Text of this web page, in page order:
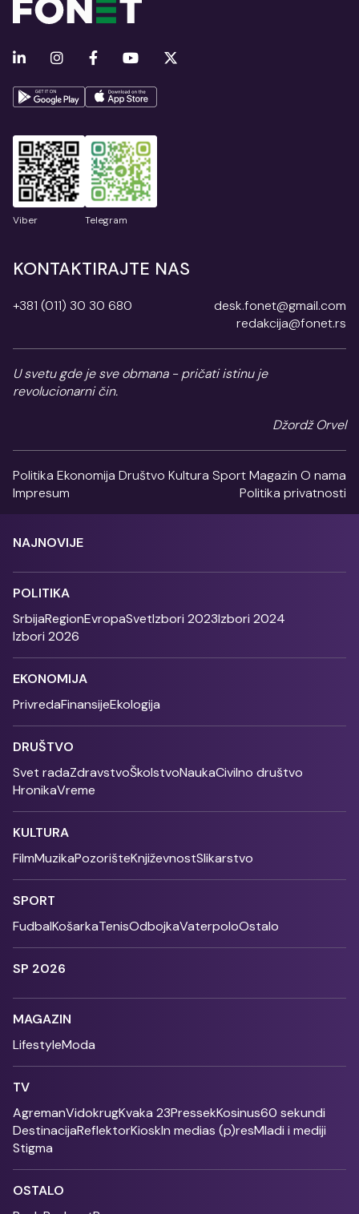
Viber Telegram
KONTAKTIRAJTE NAS
+381 (011) 30 30 680
desk.fonet@gmail.com
redakcija@fonet.rs
U svetu gde je sve obmana - pričati istinu je
revolucionarni čin.
Džordž Orvel
Politika Ekonomija Društvo Kultura SportMagazin O nama
Impresum
Politika privatnosti
NAJNOVIJE
POLITIKA
SrbijaRegionEvropaSvetIzbori 2023Izbori 2024
Izbori 2026
EKONOMIJA
PrivredaFinansijeEkologija
DRUŠTVO
Svet radaZdravstvoŠkolstvoNaukaCivilno društvo
HronikaVreme
KULTURA
FilmMuzikaPozorišteKnjiževnostSlikarstvo
SPORT
FudbalKošarkaTenisOdbojkaVaterpoloOstalo
SP 2026
MAGAZIN
LifestyleModa
TV
AgremanVidokrugKvaka 23PressekKosinus60 sekundi
DestinacijaReflektorKioskIn medias (p)resMladi i mediji
Stigma
OSTALO